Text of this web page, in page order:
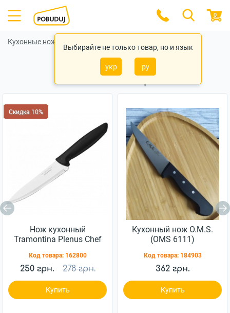
Выбирайте не только товар, но и язык
укр ру
0
Кухонные ножи
Похожие товары
Скидка 10%
Нож кухонный
Tramontina Plenus Chef
Код товара: 162800
250 грн. 278 грн.
Купить
Кухонный нож O.M.S.
(OMS 6111)
Код товара: 184903
362 грн.
Купить